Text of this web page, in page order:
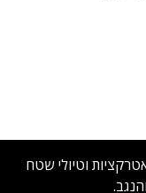
וטיולי שטח